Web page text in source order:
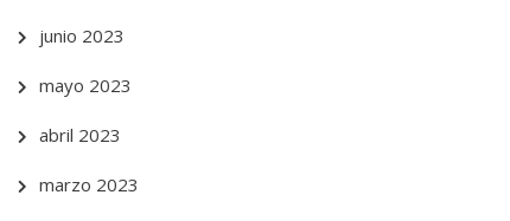
junio 2023
mayo 2023
abril 2023
marzo 2023